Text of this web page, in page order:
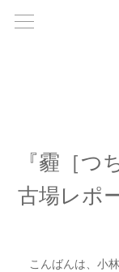
『霾［つ
古場レポ
こんばんは、小林